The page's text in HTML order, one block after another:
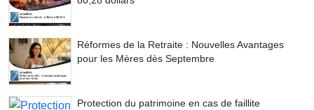
Réformes de la Retraite : Nouvelles Avantages
pour les Mères dès Septembre
Protection du patrimoine en cas de faillite